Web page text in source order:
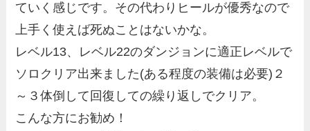
ていく感じです。その代わりヒールが優秀なので
上手く使えば死ぬことはないかな。
レベル13、レベル22のダンジョンに適正レベルで
ソロクリア出来ました(ある程度の装備は必要)２
～３体倒して回復しての繰り返しでクリア。
こんな方にお勧め！